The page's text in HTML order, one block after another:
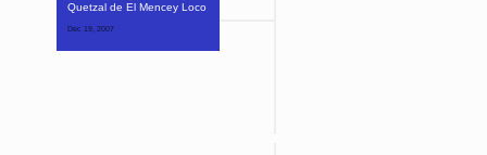
Quetzal de El Mencey Loco
Dec 19, 2007